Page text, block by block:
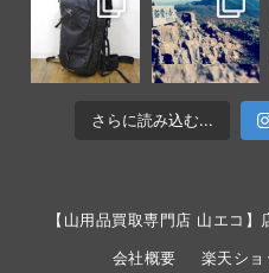
さらに読み込む...
【山用品買取専門店 山エコ
会社概要 楽天ショ